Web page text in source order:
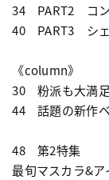
34 PART2 コン
40 PART3 シェ
《column》
30 粉派も大満足
44 話題の新作ベ
48 第2特集
最旬マスカラ&